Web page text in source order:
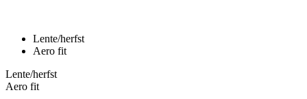
Lente/herfst
Aero fit
Lente/herfst
Aero fit